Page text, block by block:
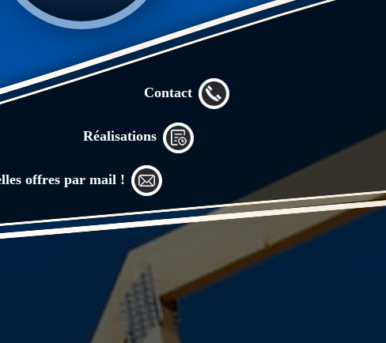
Contact
Réalisations
offres par mail !